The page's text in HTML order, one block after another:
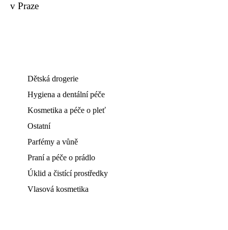
v Praze
Dětská drogerie
Hygiena a dentální péče
Kosmetika a péče o pleť
Ostatní
Parfémy a vůně
Praní a péče o prádlo
Úklid a čistící prostředky
Vlasová kosmetika